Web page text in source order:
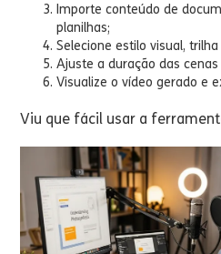
Importe conteúdo de
planilhas;
Selecione estilo visual,
Ajuste a duração das
Visualize o vídeo gerado e
Viu que fácil usar a